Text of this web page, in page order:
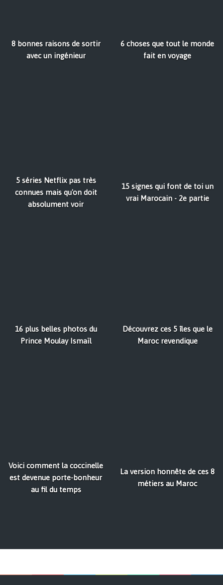
8 bonnes raisons de sortir
avec un ingénieur
6 choses que tout le monde
fait en voyage
5 séries Netflix pas très
connues mais qu'on doit
absolument voir
15 signes qui font de toi un
vrai Marocain - 2e partie
16 plus belles photos du
Prince Moulay Ismaïl
Découvrez ces 5 îles que le
Maroc revendique
Voici comment la coccinelle
est devenue porte-bonheur
au fil du temps
La version honnête de ces 8
métiers au Maroc